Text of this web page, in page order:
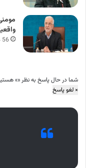
56 دقیقه پیش
شما در حال پاسخ به نظر «»
× لغو پاسخ